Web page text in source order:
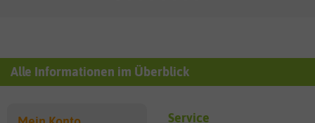
Alle Informationen im Überblick
Service